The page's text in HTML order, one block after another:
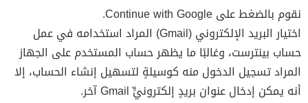
نقوم بالضغط على Continue with Google.
اختيار البريد الإلكتروني (Gmail) المراد استخدامه في عمل
حساب بينترست، وغالبًا ما يظهر حساب المستخدم على الجهاز
المراد تسجيل الدخول منه كوسيلةٍ لتسهيل إنشاء الحساب، إلا
أنه يمكن إدخال عنوان بريدٍ إلكترونيٍّ Gmail آخر.